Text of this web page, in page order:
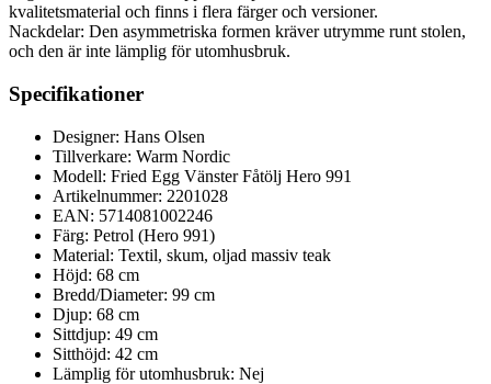
kvalitetsmaterial och finns i flera färger och versioner.
Nackdelar: Den asymmetriska formen kräver utrymme runt stolen,
och den är inte lämplig för utomhusbruk.
Specifikationer
Designer: Hans Olsen
Tillverkare: Warm Nordic
Modell: Fried Egg Vänster Fåtölj Hero 991
Artikelnummer: 2201028
EAN: 5714081002246
Färg: Petrol (Hero 991)
Material: Textil, skum, oljad massiv teak
Höjd: 68 cm
Bredd/Diameter: 99 cm
Djup: 68 cm
Sittdjup: 49 cm
Sitthöjd: 42 cm
Lämplig för utomhusbruk: Nej